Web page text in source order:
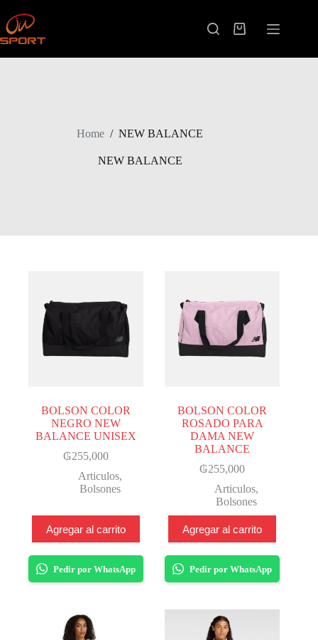
content
Shopping
Home / NEW BALANCE
NEW BALANCE
BOLSON COLOR
NEGRO NEW
BALANCE UNISEX
₲255,000
Articulos,
Bolsones
Agregar al carrito
Pedir por WhatsApp
BOLSON COLOR
ROSADO PARA
DAMA NEW
BALANCE
₲255,000
Articulos,
Bolsones
Agregar al carrito
Pedir por WhatsApp